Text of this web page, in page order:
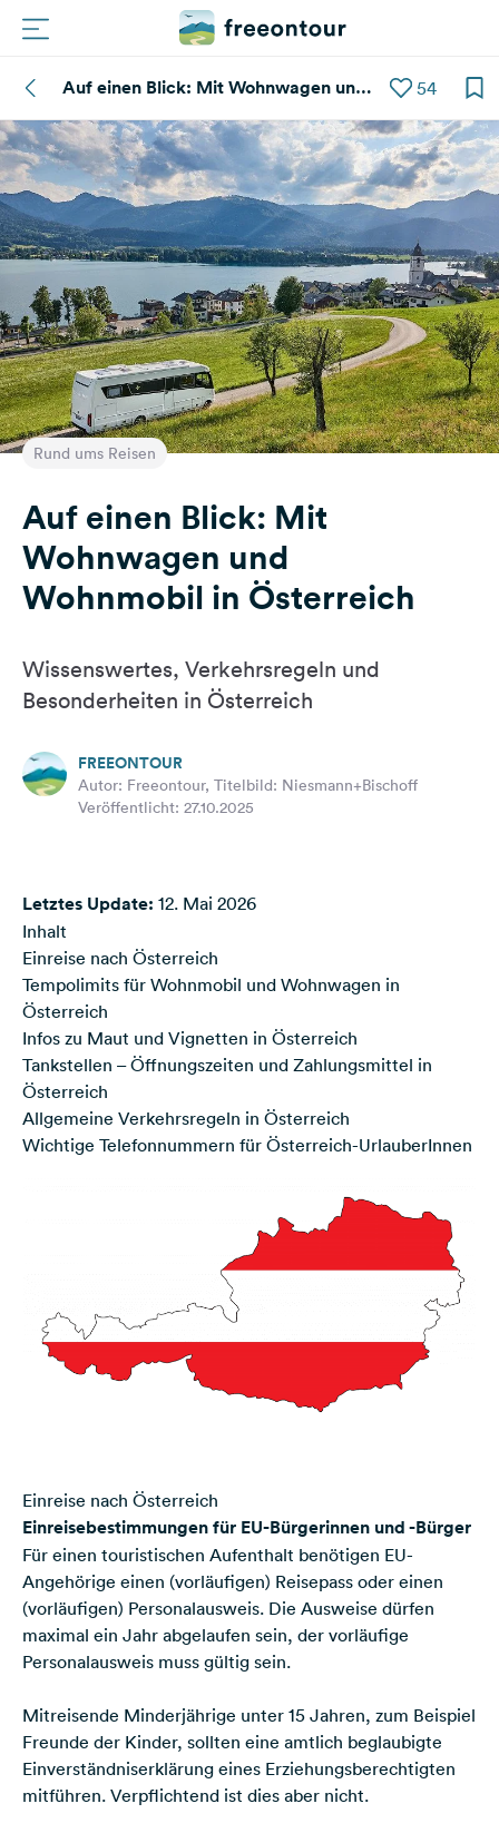
Plätze
Magazin
Registrieren
Einloggen
Newsletter
Feedback
Sprache:
Deutsch
uns
auf
Facebook
Auf einen Blick: Mit Wohnwagen und
54
Rund ums Reisen
Auf einen Blick: Mit
Wohnwagen und
Wohnmobil in Österreich
Wissenswertes, Verkehrsregeln und
Besonderheiten in Österreich
FREEONTOUR
Autor: Freeontour, Titelbild: Niesmann+Bischoff
Veröffentlicht: 27.10.2025
Letztes Update: 12. Mai 2026
Inhalt
Einreise nach Österreich
Tempolimits für Wohnmobil und Wohnwagen in
Österreich
Infos zu Maut und Vignetten in Österreich
Tankstellen – Öffnungszeiten und Zahlungsmittel in
Österreich
Allgemeine Verkehrsregeln in Österreich
Wichtige Telefonnummern für Österreich-UrlauberInnen
Einreise nach Österreich
Einreisebestimmungen für EU-Bürgerinnen und -Bürger
Für einen touristischen Aufenthalt benötigen EU-
Angehörige einen (vorläufigen) Reisepass oder einen
(vorläufigen) Personalausweis. Die Ausweise dürfen
maximal ein Jahr abgelaufen sein, der vorläufige
Personalausweis muss gültig sein.
Mitreisende Minderjährige unter 15 Jahren, zum Beispiel
Freunde der Kinder, sollten eine amtlich beglaubigte
Einverständniserklärung eines Erziehungsberechtigten
mitführen. Verpflichtend ist dies aber nicht.